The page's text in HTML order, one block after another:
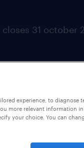
closes 31 october
experience, to diagnose
more relevant information
your choice. You can